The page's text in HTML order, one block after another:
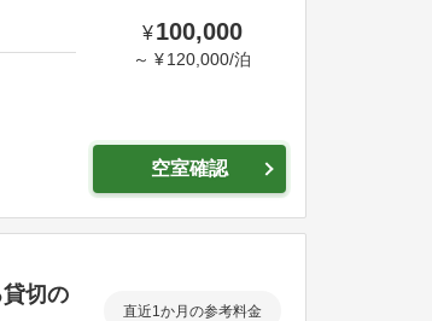
¥100,000
～ ¥ 120,000/泊
空室確認
切の
直近1か月の参考料金